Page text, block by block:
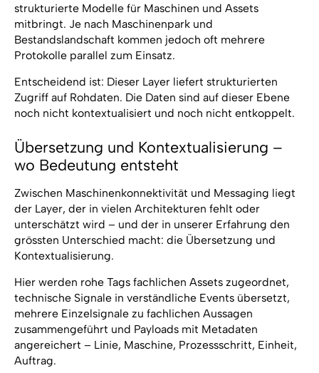
strukturierte Modelle für Maschinen und Assets
mitbringt. Je nach Maschinenpark und
Bestandslandschaft kommen jedoch oft mehrere
Protokolle parallel zum Einsatz.
Entscheidend ist: Dieser Layer liefert strukturierten
Zugriff auf Rohdaten. Die Daten sind auf dieser Ebene
noch nicht kontextualisiert und noch nicht entkoppelt.
Übersetzung und Kontextualisierung –
wo Bedeutung entsteht
Zwischen Maschinenkonnektivität und Messaging liegt
der Layer, der in vielen Architekturen fehlt oder
unterschätzt wird – und der in unserer Erfahrung den
grössten Unterschied macht: die Übersetzung und
Kontextualisierung.
Hier werden rohe Tags fachlichen Assets zugeordnet,
technische Signale in verständliche Events übersetzt,
mehrere Einzelsignale zu fachlichen Aussagen
zusammengeführt und Payloads mit Metadaten
angereichert – Linie, Maschine, Prozessschritt, Einheit,
Auftrag.